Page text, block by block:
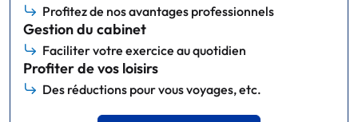
Profitez de nos avantages professionnels
Gestion du cabinet
Faciliter votre exercice au quotidien
Profiter de vos loisirs
Des réductions pour vous voyages, etc.